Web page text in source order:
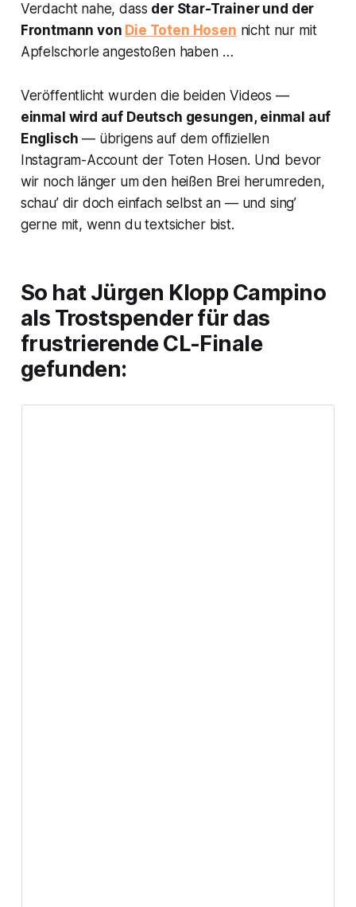
Verdacht nahe, dass der Star-Trainer und der
Frontmann von Die Toten Hosen nicht nur mit
Apfelschorle angestoßen haben …
Veröffentlicht wurden die beiden Videos —
einmal wird auf Deutsch gesungen, einmal auf
Englisch — übrigens auf dem offiziellen
Instagram-Account der Toten Hosen. Und bevor
wir noch länger um den heißen Brei herumreden,
schau’ dir doch einfach selbst an — und sing’
gerne mit, wenn du textsicher bist.
So hat Jürgen Klopp Campino
als Trostspender für das
frustrierende CL-Finale
gefunden: